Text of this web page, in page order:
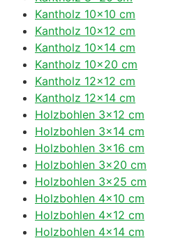
Kantholz 10×10 cm
Kantholz 10×12 cm
Kantholz 10×14 cm
Kantholz 10×20 cm
Kantholz 12×12 cm
Kantholz 12×14 cm
Holzbohlen 3×12 cm
Holzbohlen 3×14 cm
Holzbohlen 3×16 cm
Holzbohlen 3×20 cm
Holzbohlen 3×25 cm
Holzbohlen 4×10 cm
Holzbohlen 4×12 cm
Holzbohlen 4×14 cm